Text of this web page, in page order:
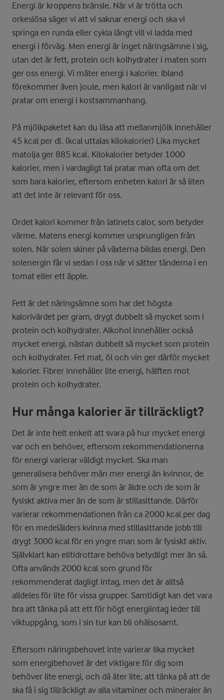
Energi är kroppens bränsle. När vi är trötta och
orkeslösa säger vi att vi saknar energi och ska vi
springa en runda eller cykla långt vill vi ladda med
energi i förväg. Men energi är inget näringsämne i sig,
utan det är fett, protein och kolhydrater i maten som
ger oss energi. Vi mäter energi i kalorier. Ibland
förekommer även joule, men kalori är vanligast när vi
pratar om energi i kostsammanhang.
På mjölkpaketet kan du läsa att mellanmjölk innehåller
45 kcal per dl. (kcal uttalas kilokalorier) Lika mycket
matolja ger 885 kcal. Kilokalorier betyder 1000
kalorier, men i vardagligt tal pratar man ofta om det
som bara kalorier, eftersom enheten kalori är så liten
att det inte är relevant för oss.
Ordet kalori kommer från latinets calor, som betyder
värme. Matens energi kommer ursprungligen från
solen. När solen skiner på växterna bildas energi. Den
solenergin får vi sedan i oss när vi sätter tänderna i en
tomat eller ett äpple.
Fett är det näringsämne som har det högsta
kalorivärdet per gram, drygt dubbelt så mycket som i
protein och kolhydrater. Alkohol innehåller också
mycket energi, nästan dubbelt så mycket som protein
och kolhydrater. Fet mat, öl och vin ger därför mycket
kalorier. Fibrer innehåller lite energi, hälften mot
protein och kolhydrater.
Hur många kalorier är tillräckligt?
Det är inte helt enkelt att svara på hur mycket energi
var och en behöver, eftersom rekommendationerna
för energi varierar väldigt mycket. Ska man
generalisera behöver män mer energi än kvinnor, de
som är yngre mer än de som är äldre och de som är
fysiskt aktiva mer än de som är stillasittande. Därför
varierar rekommendationen från ca 2000 kcal per dag
för en medelålders kvinna med stillasittande jobb till
drygt 3000 kcal för en yngre man som är fysiskt aktiv.
Självklart kan elitidrottare behöva betydligt mer än så.
Ofta används 2000 kcal som grund för
rekommenderat dagligt intag, men det är alltså
alldeles för lite för vissa grupper. Samtidigt kan det vara
bra att tänka på att ett för högt energiintag leder till
viktuppgång, som i sin tur kan bli ohälsosamt.
Eftersom näringsbehovet inte varierar lika mycket
som energibehovet är det viktigare för dig som
behöver lite energi, och då äter lite, att tänka på att de
ska få i sig tillräckligt av alla vitaminer och mineraler än